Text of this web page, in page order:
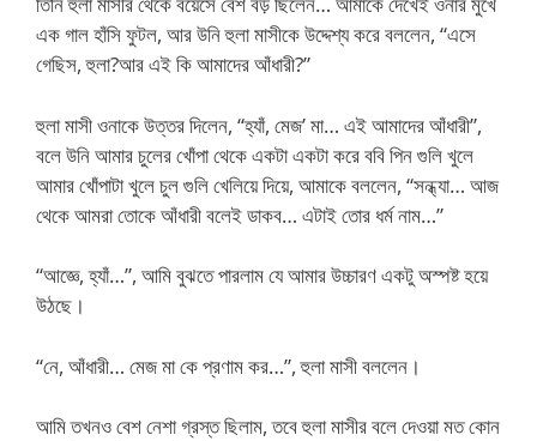
এক গাল হাঁসি ফুটল, আর উনি হুলা মাসীকে উদ্দেশ্য করে বললেন, “এসে
গেছিস, হুলা?আর এই কি আমাদের আঁধারী?”
হুলা মাসী ওনাকে উত্তর দিলেন, “হ্যাঁ, মেজ’ মা… এই আমাদের আঁধারী”,
বলে উনি আমার চুলের খোঁপা থেকে একটা একটা করে ববি পিন গুলি খুলে
আমার খোঁপাটা খুলে চুল গুলি খেলিয়ে দিয়ে, আমাকে বললেন, “সন্ধ্যা… আজ
থেকে আমরা তোকে আঁধারী বলেই ডাকব… এটাই তোর ধর্ম নাম…”
“আজ্ঞে, হ্যাঁ…”, আমি বুঝতে পারলাম যে আমার উচ্চারণ একটু অস্পষ্ট হয়ে
উঠছে।
“নে, আঁধারী… মেজ মা কে প্রণাম কর…”, হুলা মাসী বললেন।
আমি তখনও বেশ নেশা গ্রস্ত ছিলাম, তবে হুলা মাসীর বলে দেওয়া মত কোন